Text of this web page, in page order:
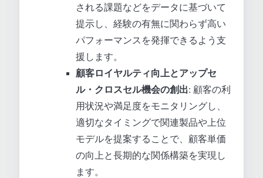
される課題などをデータに基づいて
提示し、経験の有無に関わらず高い
パフォーマンスを発揮できるよう支
援します。
顧客ロイヤルティ向上とアップセ
ル・クロスセル機会の創出: 顧客の利
用状況や満足度をモニタリングし、
適切なタイミングで関連製品や上位
モデルを提案することで、顧客単価
の向上と長期的な関係構築を実現し
ます。